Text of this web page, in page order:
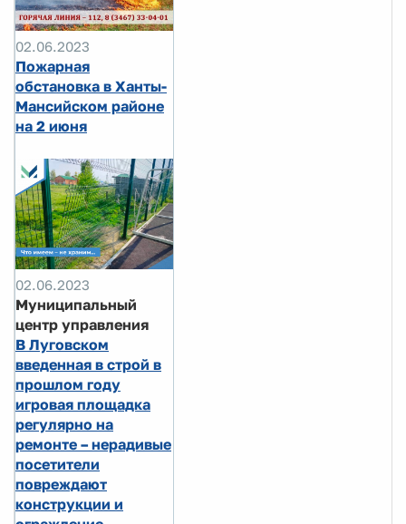
02.06.2023
Пожарная
обстановка в Ханты-
Мансийском районе
на 2 июня
02.06.2023
Муниципальный
центр управления
В Луговском
введенная в строй в
прошлом году
игровая площадка
регулярно на
ремонте – нерадивые
посетители
повреждают
конструкции и